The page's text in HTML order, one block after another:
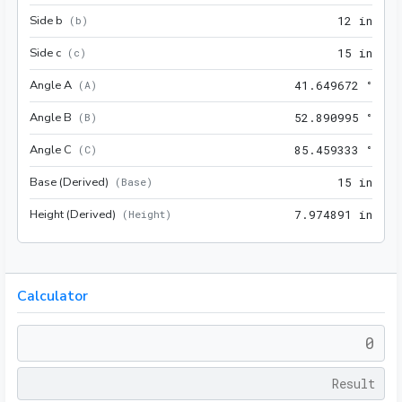
Side b ( b ) 12 in
Side c ( c ) 1 5 in
Angle A (A) 41 .649672 °
Angle B ( B ) 52 .890995 °
Angle C ( C) 85 .459333 °
Base (Derived) ( Base) 1 5 in
Height (Derived) ( Height) 7 .974891 in
Calculator